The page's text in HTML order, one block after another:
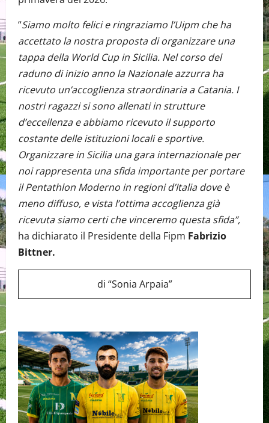
“Siamo molto felici e ringraziamo l’Uipm che ha
accettato la nostra proposta di organizzare una
tappa della World Cup in Sicilia. Nel corso del
raduno di inizio anno la Nazionale azzurra ha
ricevuto un’accoglienza straordinaria a Catania. I
nostri ragazzi si sono allenati in strutture
d’eccellenza e abbiamo ricevuto il supporto
costante delle istituzioni locali e sportive.
Organizzare in Sicilia una gara internazionale per
noi rappresenta una sfida importante per portare
il Pentathlon Moderno in regioni d’Italia dove è
meno diffuso, e vista l’ottima accoglienza già
ricevuta siamo certi che vinceremo questa sfida”,
ha dichiarato il Presidente della Fipm Fabrizio
Bittner.
di “Sonia Arpaia”